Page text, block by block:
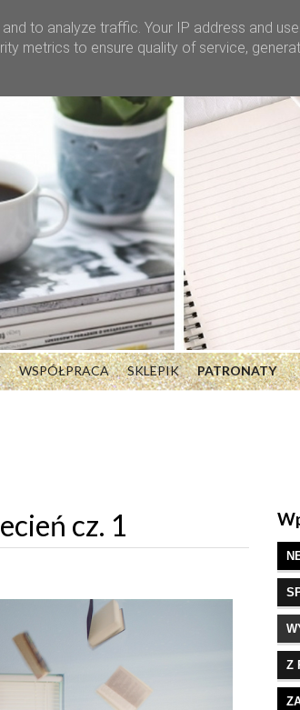
WSPÓŁPRACA SKLEPIK PATRONATY
cz. 1
Z
to analyze traffic. Your IP address and
metrics to ensure quality of service,